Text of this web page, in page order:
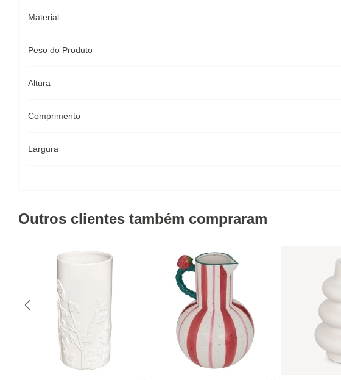
Material
Peso do Produto
Altura
Comprimento
Largura
Outros clientes também compraram